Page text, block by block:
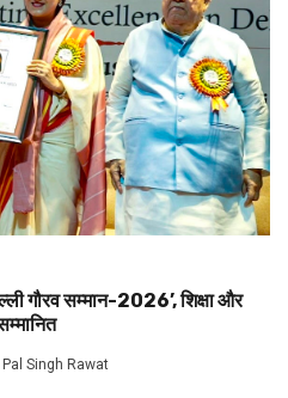
गौरव सम्मान-2026’, शिक्षा और
Singh Rawat